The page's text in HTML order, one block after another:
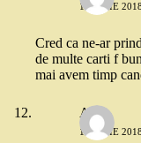
11 IULIE
Cred ca ne-ar
de multe carti f
mai avem timp
Ana
14 IULIE